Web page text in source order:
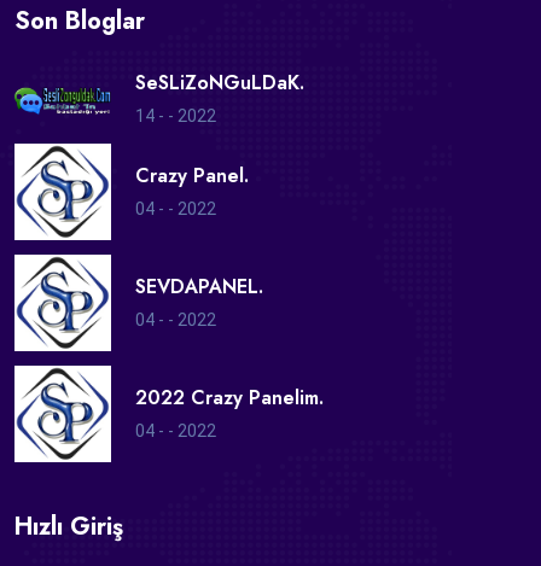
Son Bloglar
SeSLiZoNGuLDaK.
14 - - 2022
Crazy Panel.
04 - - 2022
SEVDAPANEL.
04 - - 2022
2022 Crazy Panelim.
04 - - 2022
Hızlı Giriş